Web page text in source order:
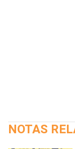
NOTAS